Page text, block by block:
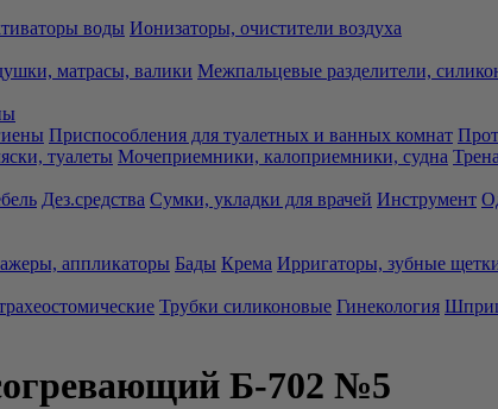
воды Ионизаторы, очистители воздуха
матрасы, валики Межпальцевые разделители,
Приспособления для туалетных и ванных комнат
туалеты Мочеприемники, калоприемники, судна
Дез.средства Сумки, укладки для врачей Инструмент
аппликаторы Бады Крема Ирригаторы, зубные
Трубки силиконовые Гинекология
Б-702 №5